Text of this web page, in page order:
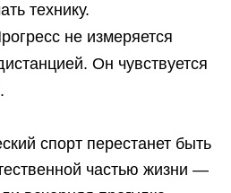
технику.
не измеряется
Он чувствуется
спорт перестанет быть
частью жизни —